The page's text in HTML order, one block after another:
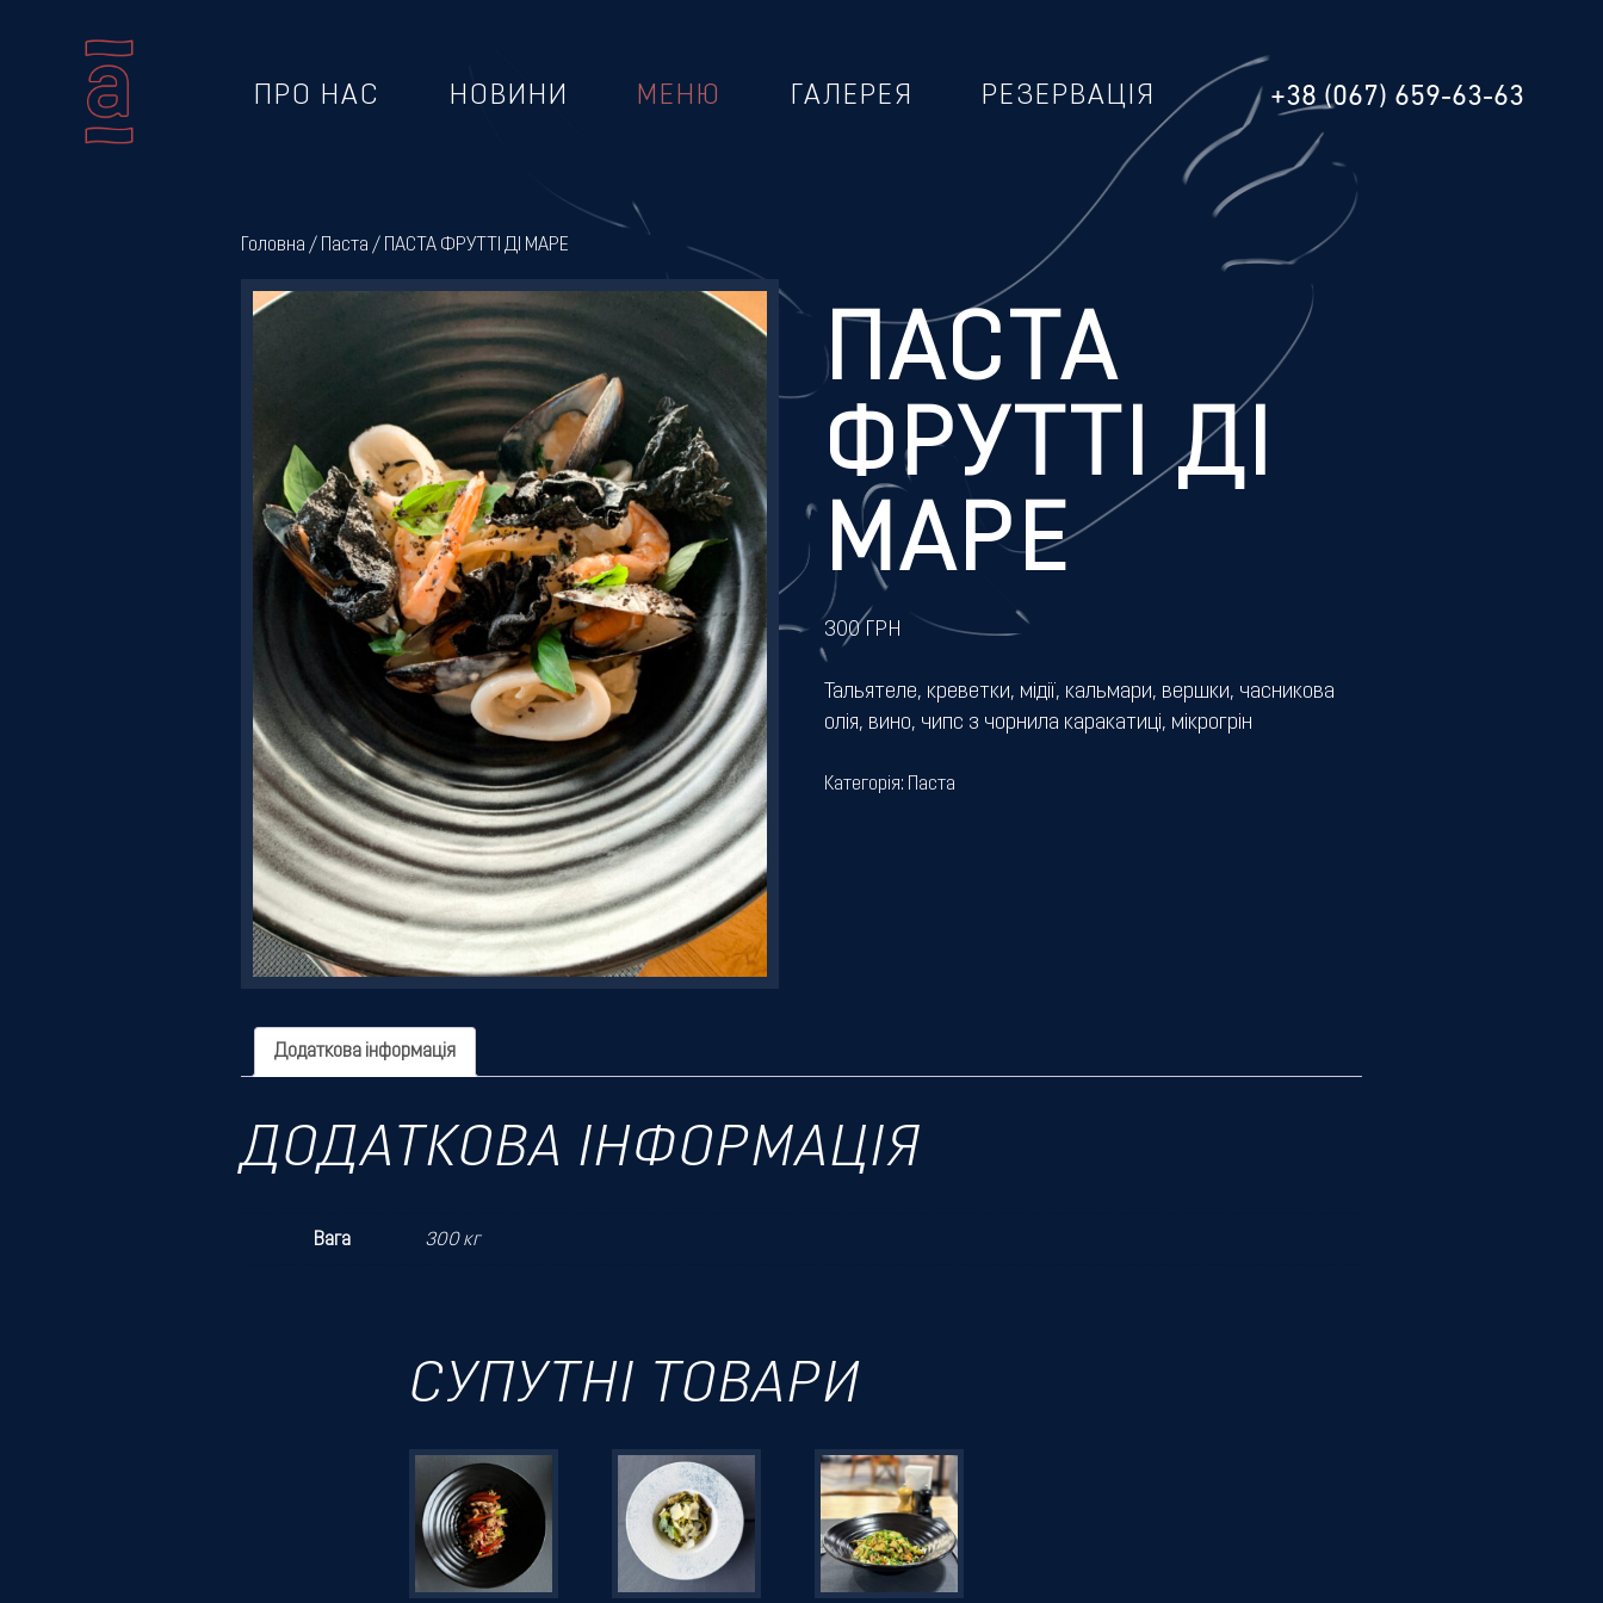
Резервація
ПРО НАС НОВИНИ МЕНЮ ГАЛЕРЕЯ РЕЗЕРВАЦІЯ +38 (067) 659-63-63
Головна / Паста / ПАСТА ФРУТТІ ДІ МАРЕ
ПАСТА
ФРУТТІ ДІ
МАРЕ
300 ГРН
Тальятеле, креветки, мідії, кальмари, вершки, часникова
олія, вино, чипс з чорнила каракатиці, мікрогрін
Категорія: Паста
Додаткова інформація
ДОДАТКОВА ІНФОРМАЦІЯ
Вага 300 кг
СУПУТНІ ТОВАРИ